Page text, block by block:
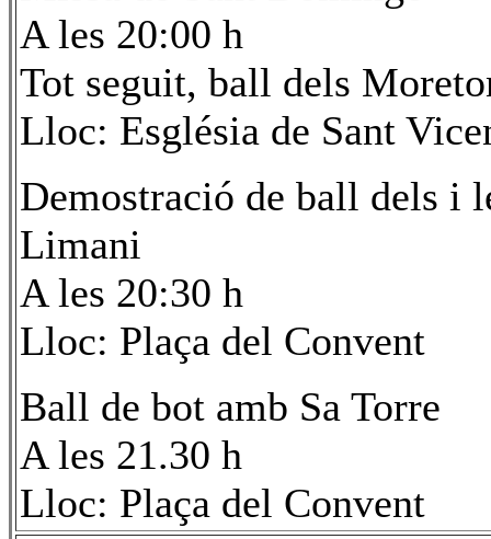
A les 20:00 h
Tot seguit, ball dels
Lloc: Església de Sant
Demostració de ball dels i
Limani
A les 20:30 h
Lloc: Plaça del Convent
Ball de bot amb Sa Torre
A les 21.30 h
Lloc: Plaça del Convent